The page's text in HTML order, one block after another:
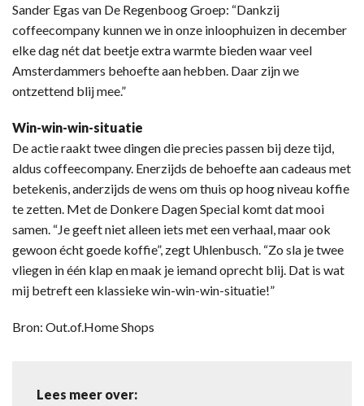
Sander Egas van De Regenboog Groep: “Dankzij
coffeecompany kunnen we in onze inloophuizen in december
elke dag nét dat beetje extra warmte bieden waar veel
Amsterdammers behoefte aan hebben. Daar zijn we
ontzettend blij mee.”
Win-win-win-situatie
De actie raakt twee dingen die precies passen bij deze tijd,
aldus coffeecompany. Enerzijds de behoefte aan cadeaus met
betekenis, anderzijds de wens om thuis op hoog niveau koffie
te zetten. Met de Donkere Dagen Special komt dat mooi
samen. “Je geeft niet alleen iets met een verhaal, maar ook
gewoon écht goede koffie”, zegt Uhlenbusch. “Zo sla je twee
vliegen in één klap en maak je iemand oprecht blij. Dat is wat
mij betreft een klassieke win-win-win-situatie!”
Bron: Out.of.Home Shops
Lees meer over: